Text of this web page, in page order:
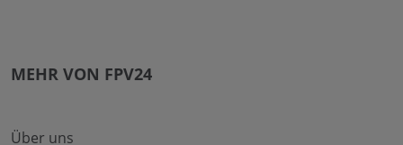
MEHR VON FPV24
Über uns